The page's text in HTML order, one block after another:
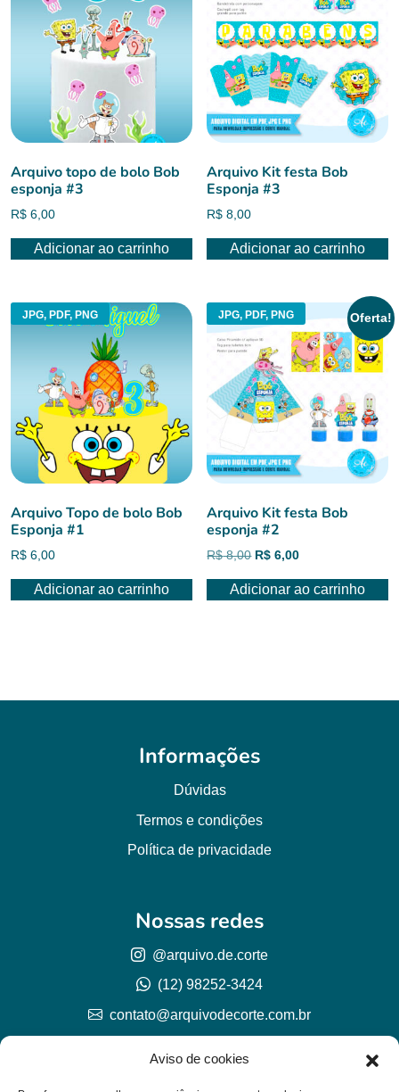
Aviso de cookies
Arquivo topo de bolo Bob
esponja #3
R$ 6,00
Adicionar ao carrinho
Arquivo Kit festa Bob
Esponja #3
R$ 8,00
Adicionar ao carrinho
JPG, PDF, PNG
Arquivo Topo de bolo Bob
Esponja #1
R$ 6,00
Adicionar ao carrinho
JPG, PDF, PNG Oferta!
Arquivo Kit festa Bob
esponja #2
R$8,00 O
original
R$ 6,00O
atual
Adicionar ao carrinho
Informações
Dúvidas
Termos e condições
Política de privacidade
Nossas redes
@arquivo.de.corte
(12) 98252-3424
contato@arquivodecorte.com.br